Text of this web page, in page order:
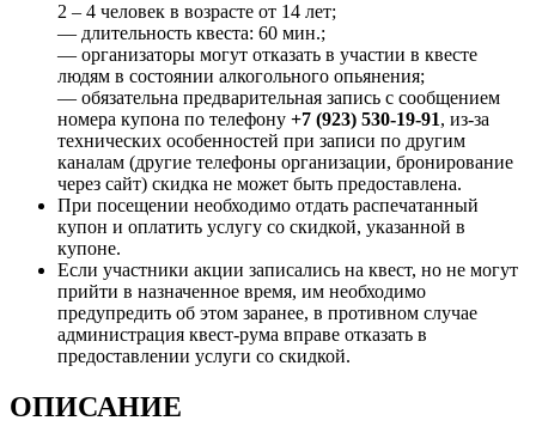
2 – 4 человек в возрасте от 14 лет;
— длительность квеста: 60 мин.;
— организаторы могут отказать в участии в квесте
людям в состоянии алкогольного опьянения;
— обязательна предварительная запись с сообщением
номера купона по телефону +7 (923) 530-19-91, из-за
технических особенностей при записи по другим
каналам (другие телефоны организации, бронирование
через сайт) скидка не может быть предоставлена.
При посещении необходимо отдать распечатанный
купон и оплатить услугу со скидкой, указанной в
купоне.
Если участники акции записались на квест, но не могут
прийти в назначенное время, им необходимо
предупредить об этом заранее, в противном случае
администрация квест-рума вправе отказать в
предоставлении услуги со скидкой.
ОПИСАНИЕ